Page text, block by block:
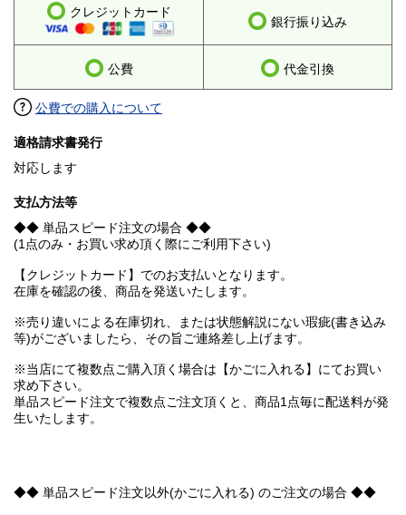
クレジットカード
銀行振り込み
公費 代金引換
公費での購入について
適格請求書発行
対応します
支払方法等
◆◆ 単品スピード注文の場合 ◆◆
(1点のみ・お買い求め頂く際にご利用下さい)
【クレジットカード】でのお支払いとなります。
在庫を確認の後、商品を発送いたします。
※売り違いによる在庫切れ、または状態解説にない瑕疵(書き込み
等)がございましたら、その旨ご連絡差し上げます。
※当店にて複数点ご購入頂く場合は【かごに入れる】にてお買い
求め下さい。
単品スピード注文で複数点ご注文頂くと、商品1点毎に配送料が発
生いたします。
◆◆ 単品スピード注文以外(かごに入れる) のご注文の場合 ◆◆